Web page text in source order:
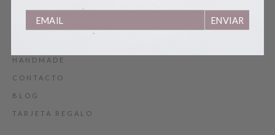
SOBRE BOBO’S
HANDMADE
CONTACTO
BLOG
TARJETA REGALO
ENVIAR